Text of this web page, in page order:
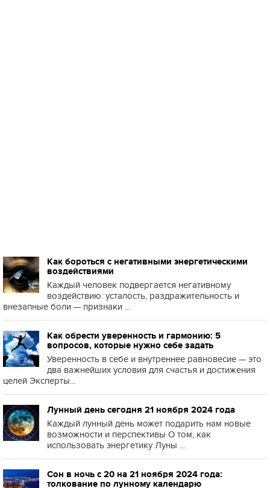
Как бороться с негативными энергетическими
воздействиями
Каждый человек подвергается негативному
воздействию: усталость, раздражительность и
внезапные боли — признаки ...
Как обрести уверенность и гармонию: 5
вопросов, которые нужно себе задать
Уверенность в себе и внутреннее равновесие — это
два важнейших условия для счастья и достижения
целей Эксперты...
Лунный день сегодня 21 ноября 2024 года
Каждый лунный день может подарить нам новые
возможности и перспективы О том, как
использовать энергетику Луны ...
Сон в ночь с 20 на 21 ноября 2024 года:
толкование по лунному календарю